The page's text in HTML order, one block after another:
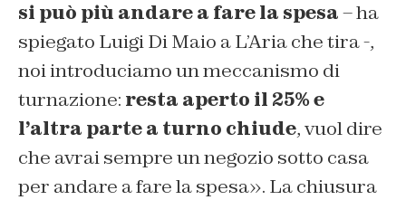
si può più andare a fare la spesa– ha
spiegato Luigi Di Maio a L’Aria che tira -,
noi introduciamo un meccanismo di
turnazione: resta aperto il 25% e
l’altra parte a turno chiude, vuol dire
che avrai sempre un negozio sotto casa
per andare a fare la spesa». La chiusura